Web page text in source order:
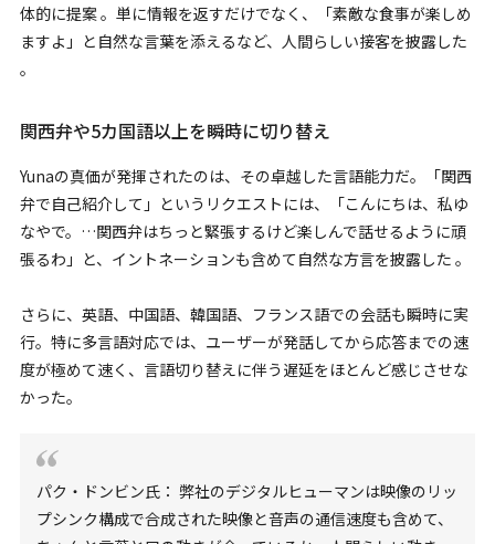
体的に提案 。単に情報を返すだけでなく、「素敵な食事が楽しめ
ますよ」と自然な言葉を添えるなど、人間らしい接客を披露した
。
関西弁や5カ国語以上を瞬時に切り替え
Yunaの真価が発揮されたのは、その卓越した言語能力だ。「関西
弁で自己紹介して」というリクエストには、「こんにちは、私ゆ
なやで。…関西弁はちっと緊張するけど楽しんで話せるように頑
張るわ」と、イントネーションも含めて自然な方言を披露した 。
さらに、英語、中国語、韓国語、フランス語での会話も瞬時に実
行。特に多言語対応では、ユーザーが発話してから応答までの速
度が極めて速く、言語切り替えに伴う遅延をほとんど感じさせな
かった。
パク・ドンビン氏： 弊社のデジタルヒューマンは映像のリッ
プシンク構成で合成された映像と音声の通信速度も含めて、